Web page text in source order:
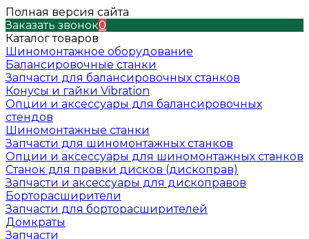
Полная версия сайта
Заказать звонок0
Каталог товаров
Шиномонтажное оборудование
Балансировочные станки
Запчасти для балансировочных станков
Конусы и гайки Vibration
Опции и аксессуары для балансировочных
стендов
Шиномонтажные станки
Запчасти для шиномонтажных станков
Опции и аксессуары для шиномонтажных станков
Станок для правки дисков (дископрав)
Запчасти и аксессуары для дископравов
Борторасширители
Запчасти для борторасширителей
Домкраты
Запчасти